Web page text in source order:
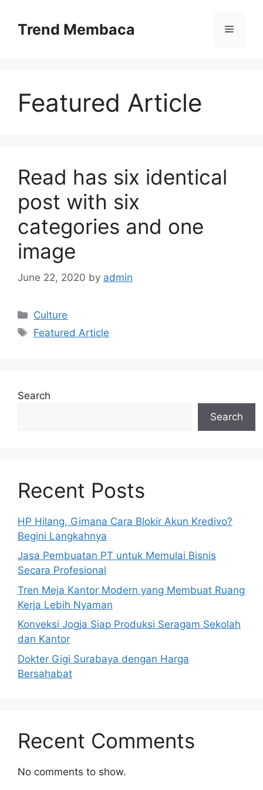
contentTrend Membaca Menu
Featured Article
Read has six identical
post with six
categories and one
image
June 22, 2020 by admin
Categories
Culture
Tags
Featured Article
Search
Search
Recent Posts
HP Hilang, Gimana Cara Blokir Akun Kredivo?
Begini Langkahnya
Jasa Pembuatan PT untuk Memulai Bisnis
Secara Profesional
Tren Meja Kantor Modern yang Membuat Ruang
Kerja Lebih Nyaman
Konveksi Jogja Siap Produksi Seragam Sekolah
dan Kantor
Dokter Gigi Surabaya dengan Harga
Bersahabat
Recent Comments
No comments to show.